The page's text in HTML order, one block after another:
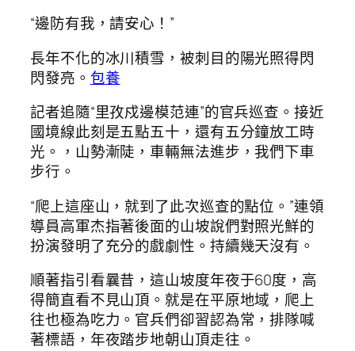
“邊防有我，請安心！”
長年不化的冰川積雪，被刺目的陽光照得閃
閃發亮。 包養
記者追隨“里孜戍邊模范連”的官兵巡查。接近
國境線此刻是五點五十，還有五分鐘放工時
光。，山勢漸陡，車輛無法進步，我們下車
步行。
“爬上這座山，就到了此次巡查的點位。”連領
導員高軍杰指著後面的山坡說們對照光鮮的
扮演發明了充分的戲劇性。持續幾天沒有。
順著指引看曩昔，這山坡度年夜于60度，高
得簡直看不見山頂。就是在平原地域，爬上
往也極為吃力。官兵們卻習認為常，排隊喊
著標語，年夜踏步地朝山頂走往。